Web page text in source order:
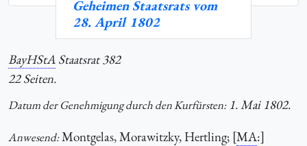
Geheimen Staatsrats vom
28. April 1802
BayHStA Staatsrat 382
22 Seiten.
Datum der Genehmigung durch den Kurfürsten:1. Mai 1802.
Anwesend:Montgelas, Morawitzky, Hertling; [MA:]